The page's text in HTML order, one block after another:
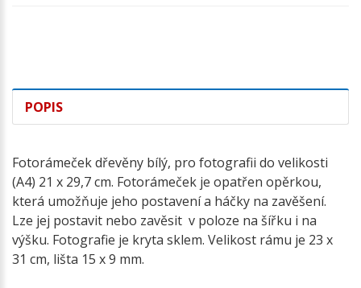
POPIS
Fotorámeček dřevěny bílý, pro fotografii do velikosti
(A4) 21 x 29,7 cm. Fotorámeček je opatřen opěrkou,
která umožňuje jeho postavení a háčky na zavěšení.
Lze jej postavit nebo zavěsit v poloze na šířku i na
výšku. Fotografie je kryta sklem. Velikost rámu je 23 x
31 cm, lišta 15 x 9 mm.